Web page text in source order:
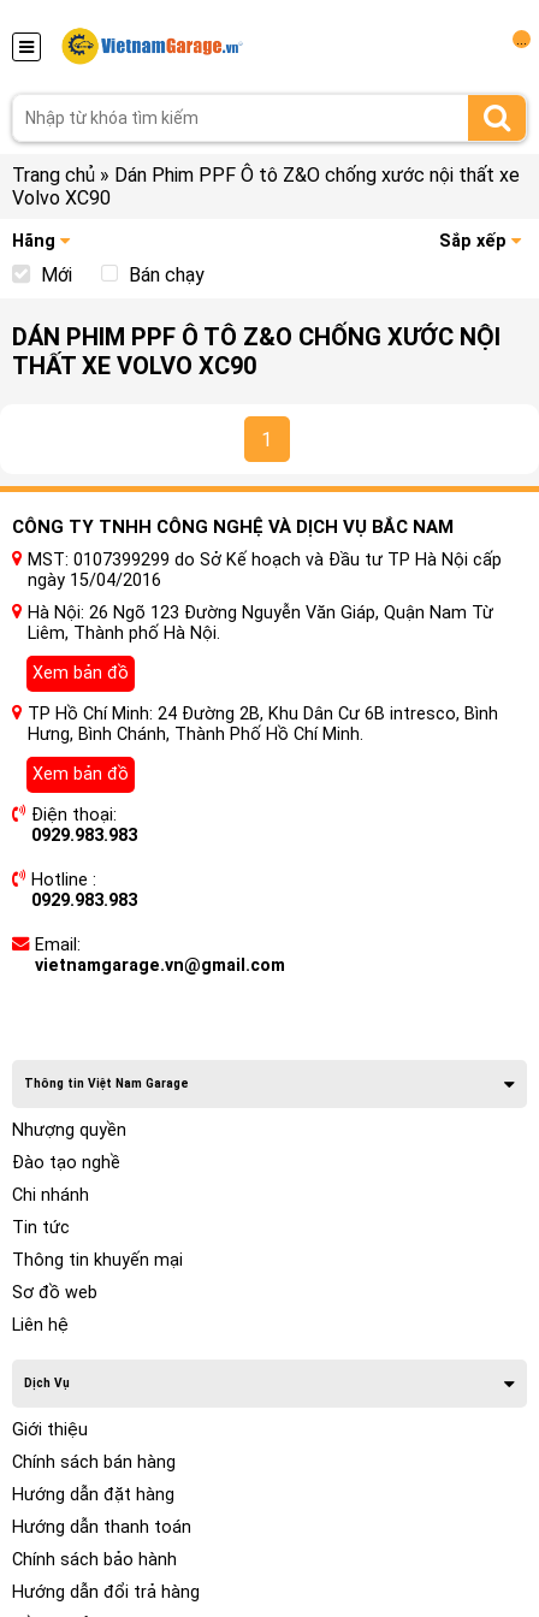
Trang chủ » Dán Phim PPF Ô tô Z&O chống xước nội thất xe
Volvo XC90
Hãng Sắp xếp
Mới Bán chạy
DÁN PHIM PPF Ô TÔ Z&O CHỐNG XƯỚC NỘI
THẤT XE VOLVO XC90
1
CÔNG TY TNHH CÔNG NGHỆ VÀ DỊCH VỤ BẮC NAM
MST: 0107399299 do Sở Kế hoạch và Đầu tư TP Hà Nội cấp
ngày 15/04/2016
Hà Nội: 26 Ngõ 123 Đường Nguyễn Văn Giáp, Quận Nam Từ
Liêm, Thành phố Hà Nội.
Xem bản đồ
TP Hồ Chí Minh: 24 Đường 2B, Khu Dân Cư 6B intresco, Bình
Hưng, Bình Chánh, Thành Phố Hồ Chí Minh.
Xem bản đồ
Điện thoại:
0929.983.983
Hotline :
0929.983.983
Email:
vietnamgarage.vn@gmail.com
Thông tin Việt Nam Garage
Nhượng quyền
Đào tạo nghề
Chi nhánh
Tin tức
Thông tin khuyến mại
Sơ đồ web
Liên hệ
Dịch Vụ
Giới thiệu
Chính sách bán hàng
Hướng dẫn đặt hàng
Hướng dẫn thanh toán
Chính sách bảo hành
Hướng dẫn đổi trả hàng